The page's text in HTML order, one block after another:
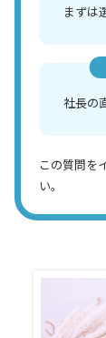
まずは
社長の
この質問を
い。